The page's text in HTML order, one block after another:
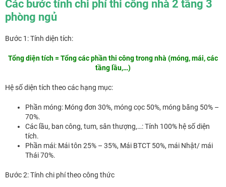
Các bước tính chi phí thi công nhà 2 tầng 3
phòng ngủ
Bước 1: Tính diện tích:
Tổng diện tích = Tổng các phần thi công trong nhà (móng, mái, các
tầng lầu,…)
Hệ số diện tích theo các hạng mục:
Phần móng: Móng đơn 30%, móng cọc 50%, móng băng 50% –
70%.
Các lầu, ban công, tum, sân thượng,…: Tính 100% hệ số diện
tích.
Phần mái: Mái tôn 25% – 35%, Mái BTCT 50%, mái Nhật/ mái
Thái 70%.
Bước 2: Tính chi phí theo công thức